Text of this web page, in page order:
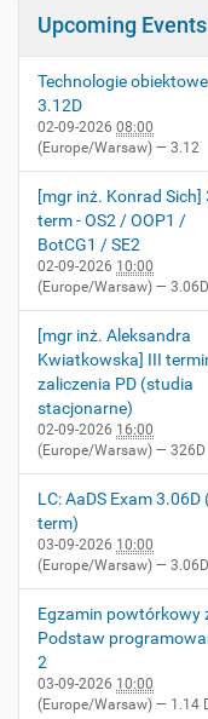
Upcoming Events
Technologie obiektowe
3.12D
02-09-2026 08:00
(Europe/Warsaw) — 3.12
[mgr inż. Konrad Sich]
term - OS2 / OOP1 /
BotCG1 / SE2
02-09-2026 10:00
(Europe/Warsaw) — 3.06D
[mgr inż. Aleksandra
Kwiatkowska] III
zaliczenia PD (studia
stacjonarne)
02-09-2026 16:00
(Europe/Warsaw) — 326D
LC: AaDS Exam 3.06D
term)
03-09-2026 10:00
(Europe/Warsaw) — 3.06D
Egzamin powtórkowy
Podstaw
2
03-09-2026 10:00
(Europe/Warsaw) — 1.14